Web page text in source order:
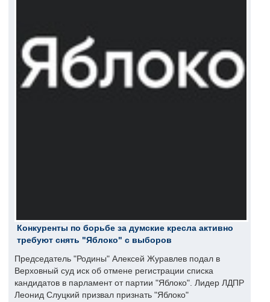
Конкуренты по борьбе за думские кресла активно
требуют снять "Яблоко" с выборов
Председатель "Родины" Алексей Журавлев подал в
Верховный суд иск об отмене регистрации списка
кандидатов в парламент от партии "Яблоко". Лидер ЛДПР
Леонид Слуцкий призвал признать "Яблоко"